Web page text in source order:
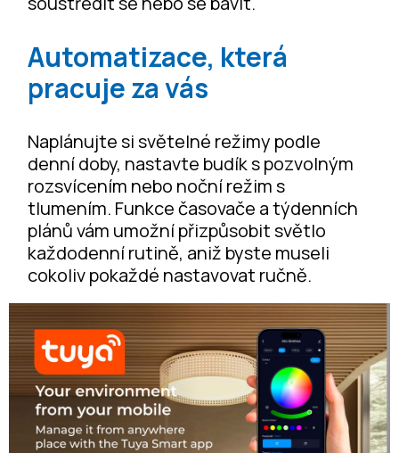
Automatizace, která
pracuje za vás
Naplánujte si světelné režimy podle
denní doby, nastavte budík s pozvolným
rozsvícením nebo noční režim s
tlumením. Funkce časovače a týdenních
plánů vám umožní přizpůsobit světlo
každodenní rutině, aniž byste museli
cokoliv pokaždé nastavovat ručně.